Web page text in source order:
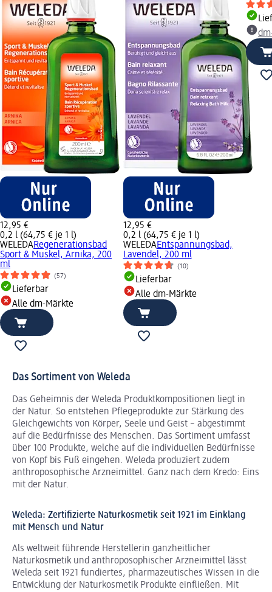
12,95 €
0,2 l (64,75 € je 1 l)
WELEDARegenerationsbad
Sport & Muskel, Arnika, 200
ml
(57)
Lieferbar
Alle dm-Märkte
12,95 €
0,2 l (64,75 € je 1 l)
WELEDAEntspannungsbad,
Lavendel, 200 ml
(10)
Lieferbar
Alle dm-Märkte
Das Sortiment von Weleda
Das Geheimnis der Weleda Produktkompositionen liegt in
der Natur. So entstehen Pflegeprodukte zur Stärkung des
Gleichgewichts von Körper, Seele und Geist – abgestimmt
auf die Bedürfnisse des Menschen. Das Sortiment umfasst
über 100 Produkte, welche auf die individuellen Bedürfnisse
von Kopf bis Fuß eingehen. Weleda produziert zudem
anthroposophische Arzneimittel. Ganz nach dem Kredo: Eins
mit der Natur.
Weleda: Zertifizierte Naturkosmetik seit 1921 im Einklang
mit Mensch und Natur
Als weltweit führende Herstellerin ganzheitlicher
Naturkosmetik und anthroposophischer Arzneimittel lässt
Weleda seit 1921 fundiertes, pharmazeutisches Wissen in die
Entwicklung der Naturkosmetik Produkte einfließen. Mit